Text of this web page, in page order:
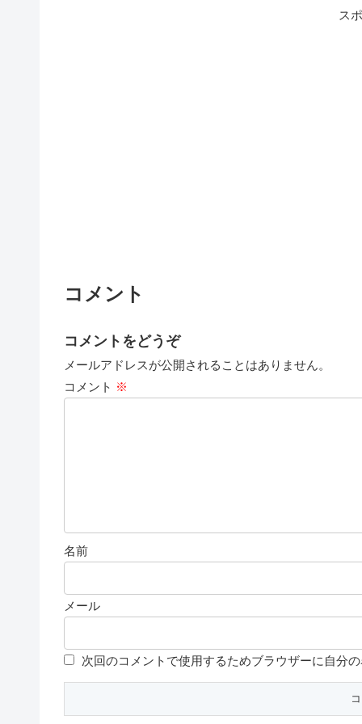
ス
コメント
コメントをどうぞ
メールアドレスが公開されることはありません。
コメント ※
名前
メール
次回のコメントで使用するためブラウザーに自分